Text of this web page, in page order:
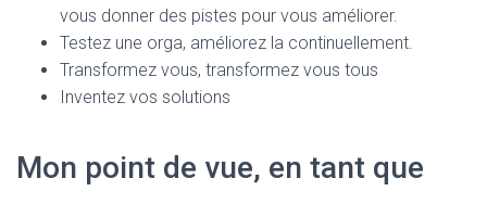
vous donner des pistes pour vous améliorer.
Testez une orga, améliorez la continuellement.
Transformez vous, transformez vous tous
Inventez vos solutions
Mon point de vue, en tant que